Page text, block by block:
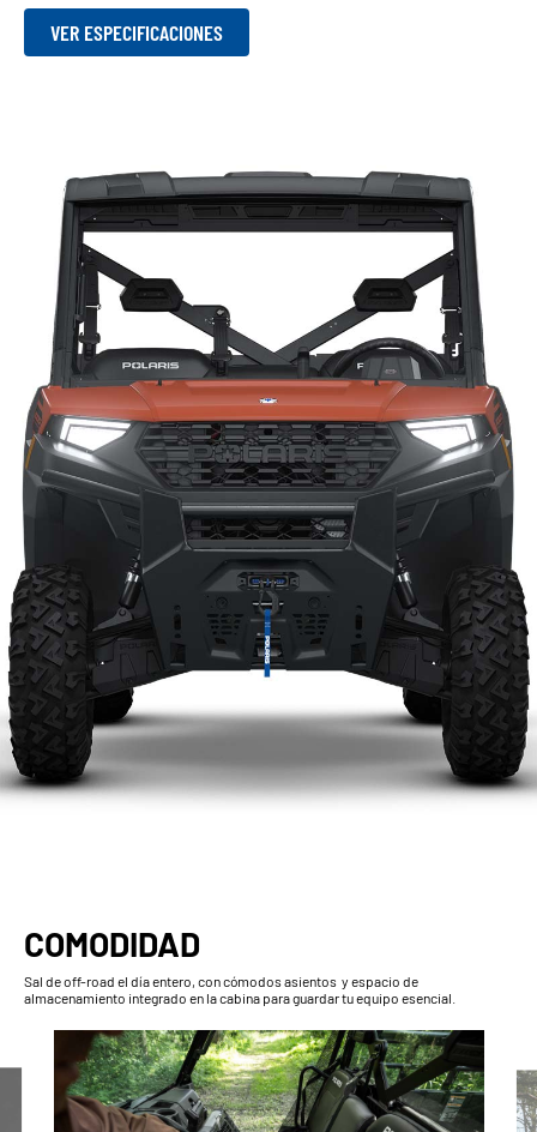
VER ESPECIFICACIONES
COMODIDAD
Sal de off-road el día entero, con cómodos asientos y espacio de
almacenamiento integrado en la cabina para guardar tu equipo esencial.